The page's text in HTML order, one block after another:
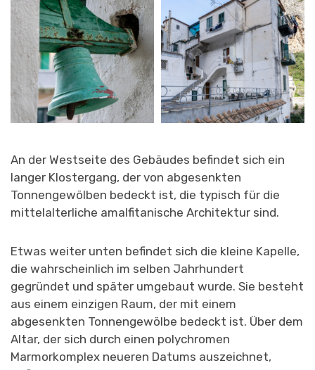
An der Westseite des Gebäudes befindet sich ein
langer Klostergang, der von abgesenkten
Tonnengewölben bedeckt ist, die typisch für die
mittelalterliche amalfitanische Architektur sind.
Etwas weiter unten befindet sich die kleine Kapelle,
die wahrscheinlich im selben Jahrhundert
gegründet und später umgebaut wurde. Sie besteht
aus einem einzigen Raum, der mit einem
abgesenkten Tonnengewölbe bedeckt ist. Über dem
Altar, der sich durch einen polychromen
Marmorkomplex neueren Datums auszeichnet,